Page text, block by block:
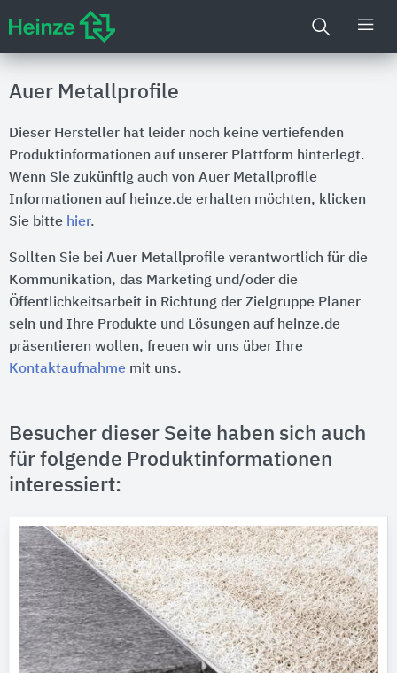
Auer Metallprofile
Dieser Hersteller hat leider noch keine vertiefenden
Produktinformationen auf unserer Plattform hinterlegt.
Wenn Sie zukünftig auch von Auer Metallprofile
Informationen auf heinze.de erhalten möchten, klicken
Sie bitte hier.
Sollten Sie bei Auer Metallprofile verantwortlich für die
Kommunikation, das Marketing und/oder die
Öffentlichkeitsarbeit in Richtung der Zielgruppe Planer
sein und Ihre Produkte und Lösungen auf heinze.de
präsentieren wollen, freuen wir uns über Ihre
Kontaktaufnahme mit uns.
Besucher dieser Seite haben sich auch
für folgende Produktinformationen
interessiert: